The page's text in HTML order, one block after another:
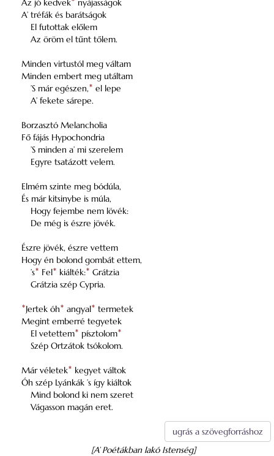
Az jó kedvek
nyájasságok
A’ tréfák és barátságok
El futottak előlem
Az öröm el tűnt tőlem.
Minden virtustól meg váltam
Minden embert meg utáltam
’S már egészen,* el lepe
A’ fekete sárepe.
Borzasztó Melancholia
Fő fájás Hypochondria
’S minden a’ mi szerelem
Egyre tsatázott velem.
Elmém szinte meg bódúla,
És már kitsinybe is múla,
Hogy fejembe nem lövék:
De még is észre jövék.
Észre jövék, észre vettem
Hogy én bolond gombát ettem,
’s* Fel* kiálték:* Grátzia
Grátzia szép Cypria.
*Jertek óh* angyal* termetek
Megint emberré tegyetek
El vetettem* písztolom*
Szép Ortzátok tsókolom.
Már véletek* kegyet váltok
Óh szép Lyánkák ’s így kiáltok
Mind bolond ki nem szeret
Vágasson magán eret.
ugrás a szövegforráshoz
[A’ Poétákban lakó Istenség]